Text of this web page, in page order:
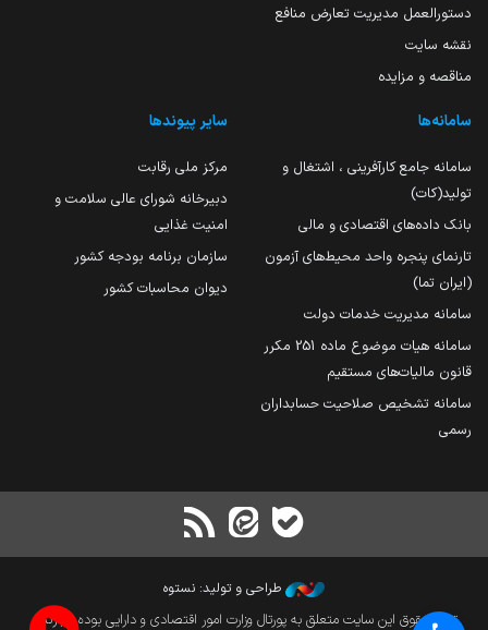
دستورالعمل مدیریت تعارض منافع
نقشه سایت
مناقصه و مزایده
سامانه‌ها
سامانه جامع کارآفرینی ، اشتغال و
تولید(کات)
بانک داده‌های اقتصادی و مالی
تارنمای پنجره واحد محیط‌های آزمون
(ایران تما)
سامانه مدیریت خدمات دولت
سامانه هیات موضوع ماده 251 مکرر
قانون مالیات‌های مستقیم
سامانه تشخیص صلاحیت حسابداران
رسمی
سایر پیوندها
مرکز ملی رقابت
دبیرخانه شورای عالی سلامت و
امنیت غذایی
سازمان برنامه بودجه کشور
دیوان محاسبات کشور
طراحی و تولید: نستوه
تمام حقوق این سایت متعلق به پورتال وزارت امور اقتصادی و دارایی بوده و بازنشر